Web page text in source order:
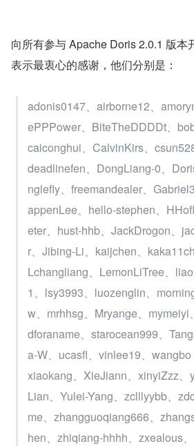
向所有参与 Apache Doris 2.0.1 版本
表示最衷心的感谢，他们分别是：
adonis0147、airborne12、
ePPPower、BiteTheDDDDt、
caiconghui、CalvinKirs、
deadlinefen、DongLiang-0、
nglefly、freemandealer、
appenLee、hello-stephen、
eter、hust-hhb、JackDrogon、
r、Jibing-Li、kaijchen、
Lchangliang、LemonLiTree、
1、lsy3993、luozenglin、
w、mrhhsg、Mryange、
dforaname、starocean999、
a-W、ucasfl、vinlee19、wangbo
xiaokang、XieJiann、xinyiZzz
Lian、Yulei-Yang、zclllyybb、
me、zhangguoqiang666、
hen、zhiqiang-hhhh、zxealous